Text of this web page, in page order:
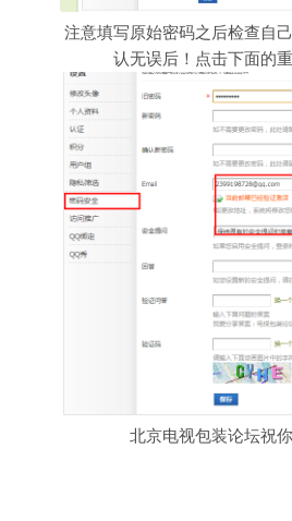
注意填写原始密码之后检查自
认无误后！点击下面的
北京电视包装论坛祝